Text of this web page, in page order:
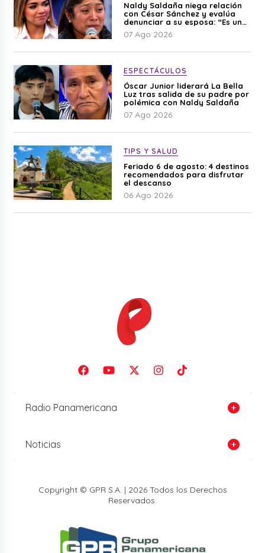
Naldy Saldaña niega relación
con César Sánchez y evalúa
denunciar a su esposa: “Es una
difamación”
07 Ago 2026
ESPECTÁCULOS
Óscar Junior liderará La Bella
Luz tras salida de su padre por
polémica con Naldy Saldaña
07 Ago 2026
TIPS Y SALUD
Feriado 6 de agosto: 4 destinos
recomendados para disfrutar
el descanso
06 Ago 2026
Radio Panamericana
Noticias
Copyright © GPR S.A. | 2026 Todos los Derechos
Reservados.